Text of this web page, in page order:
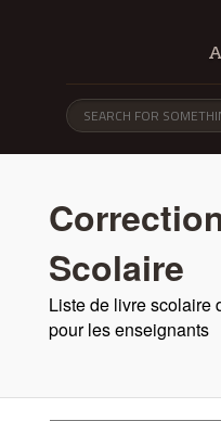
Scolaire
Liste de livre scolaire
pour les enseignants